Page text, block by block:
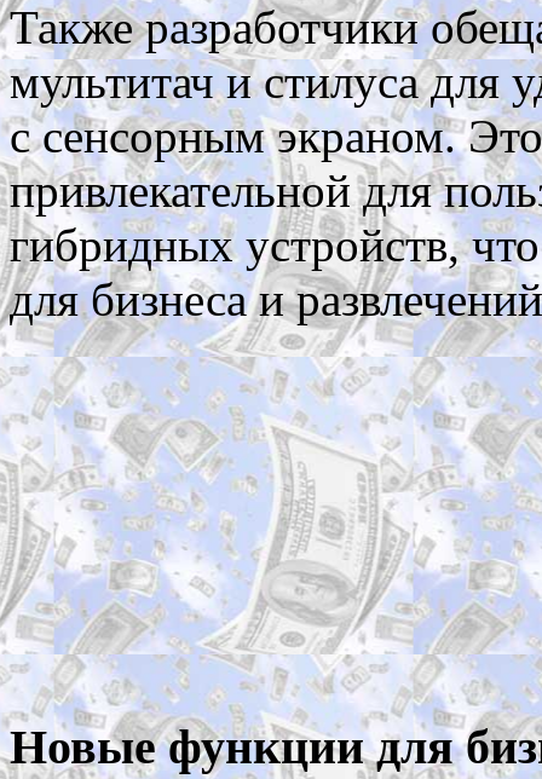
Также разработчики
мультитач и стилуса для
с сенсорным экраном.
привлекательной для
гибридных устройств,
для бизнеса и
Новые функции для